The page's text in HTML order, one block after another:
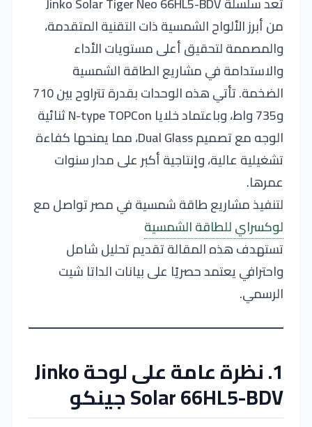
من أبرز الألواح الشمسية ذات التقنية المتقدمة،
والمصممة لتحقيق أعلى مستويات الأداء
والاستدامة في مشاريع الطاقة الشمسية
الضخمة. تأتي هذه الوحدات بقدرة تتراوح بين 710
و735 واط، وباعتماد خلايا N-type TOPCon ثنائية
الوجه مع تصميم Dual Glass، مما يمنحها كفاءة
تشغيلية عالية، وإنتاجية أكبر على مدار سنوات
عمرها.
لتنفيذ مشاريع طاقة شمسية في مصر تواصل مع
لوكسراي للطاقة الشمسية
تستهدف هذه المقالة تقديم تحليل شامل
واحترافي يعتمد حصريًا على بيانات الداتا شيت
الرسمي.
1. نظرة عامة على لوحة Jinko
Solar 66HL5-BDV جينكو